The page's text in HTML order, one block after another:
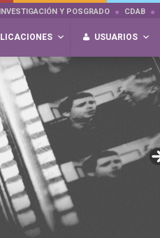
Y POSGRADO CDAB
USUARIOS